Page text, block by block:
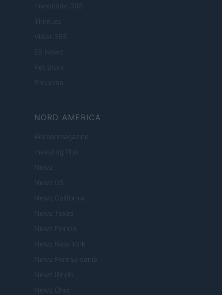
Investindo 365
Think.es
Viajar 365
ES Newz
Pet Story
Encocina
NORD AMERICA
Womanmagazine
Investing Plus
Newz
Newz US
Newz California
Newz Texas
Newz Florida
Newz New York
Newz Pennsylvania
Newz Illinois
Newz Ohio